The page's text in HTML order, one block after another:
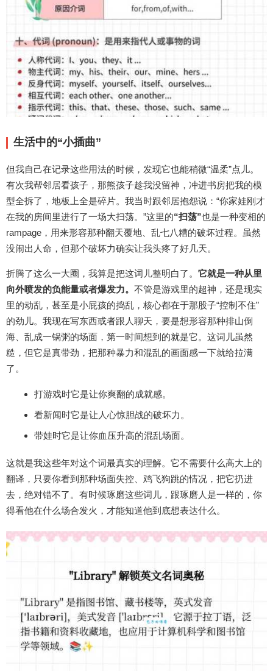
生活中的“小插曲”
但我自己在记录这些用法的时候，发现它也能稍微“温柔”点儿。
有次我帮邻居看孩子，那熊孩子趁我没留神，冲进书房把我的模
型全拆了，地板上全是碎片。我当时跟邻居抱怨说：“你家娃刚才
在我的房间里进行了一场大扫荡。”这里的“扫荡”也是一种变相的
rampage，用来形容那种翻天覆地、乱七八糟的破坏过程。虽然
没闹出人命，但那个破坏力确实让我头疼了好几天。
折腾了这么一大圈，我算是把这词儿整明白了。 它就是一种从里
向外喷发的负能量或者爆发力。 不管是游戏里的超神，还是现实
里的动乱，甚至是小屁孩的捣乱，核心都在于那股子“控制不住”
的劲儿。我现在写东西或者跟人聊天，要是想形容那种排山倒
海、乱成一锅粥的场面，第一时间想到的就是它。这词儿虽然
糙，但它是真带劲，把那种暴力和混乱的画面感一下就给拉满
了。
打游戏时它是让你爽翻的成就感。
看新闻时它是让人心惊胆战的破坏力。
带娃时它是让你血压升高的混乱场面。
这就是我这些年对这个词最真实的理解。它不需要什么高大上的
翻译，只要你看到那种场面失控、鸡飞狗跳的情况，把它扔进
去，绝对错不了。有时候琢磨这些词儿，跟琢磨人是一样的，你
得看他在什么场合发火，才能知道他到底想表达什么。